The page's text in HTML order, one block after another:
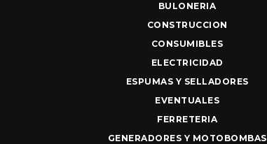
BULONERIA
CONSTRUCCION
CONSUMIBLES
ELECTRICIDAD
ESPUMAS Y SELLADORES
EVENTUALES
FERRETERIA
GENERADORES Y MOTOBOMBAS